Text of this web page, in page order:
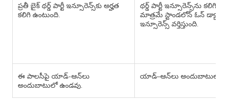
ప్రతీ బైక్​ థర్డ్ పార్టీ ఇన్సూరెన్స్​కు అర్హత
కలిగి ఉంటుంది.
థర్డ్ పార్టీ ఇన్సూరెన్స్​ను కలిగిన
మాత్రమే స్టాండలోన్ ఓన్
ఇన్సూరెన్స్ వర్తిస్తుంది.
ఈ పాలసీపై యాడ్-ఆన్​లు
అందుబాటులో ఉండవు.
యాడ్–ఆన్​లు అందుబాటులో